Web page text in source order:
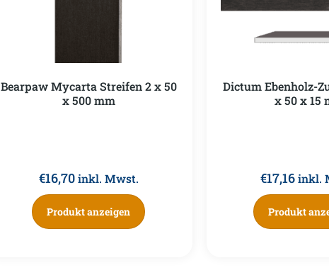
Bearpaw Mycarta Streifen 2 x 50
x 500 mm
€16,70inkl. Mwst.
Produkt anzeigen
Dictum Ebenholz-
x 50 x 15
€17,16 inkl.
Produkt